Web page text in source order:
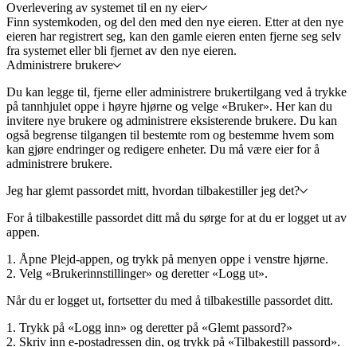
Overlevering av systemet til en ny eier
Finn systemkoden, og del den med den nye eieren. Etter at den nye
eieren har registrert seg, kan den gamle eieren enten fjerne seg selv
fra systemet eller bli fjernet av den nye eieren.
Administrere brukere
Du kan legge til, fjerne eller administrere brukertilgang ved å trykke
på tannhjulet oppe i høyre hjørne og velge «Bruker». Her kan du
invitere nye brukere og administrere eksisterende brukere. Du kan
også begrense tilgangen til bestemte rom og bestemme hvem som
kan gjøre endringer og redigere enheter. Du må være eier for å
administrere brukere.
Jeg har glemt passordet mitt, hvordan tilbakestiller jeg det?
For å tilbakestille passordet ditt må du sørge for at du er logget ut av
appen.
1. Åpne Plejd-appen, og trykk på menyen oppe i venstre hjørne.
2. Velg «Brukerinnstillinger» og deretter «Logg ut».
Når du er logget ut, fortsetter du med å tilbakestille passordet ditt.
1. Trykk på «Logg inn» og deretter på «Glemt passord?»
2. Skriv inn e-postadressen din, og trykk på «Tilbakestill passord».